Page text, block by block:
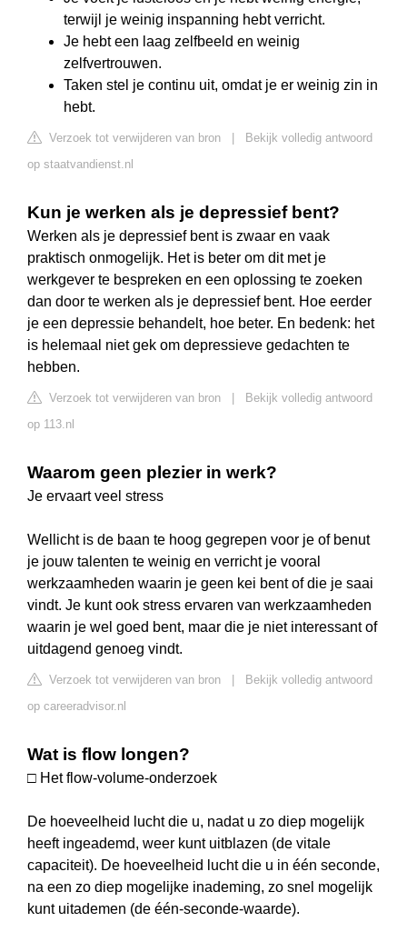
terwijl je weinig inspanning hebt verricht.
Je hebt een laag zelfbeeld en weinig
zelfvertrouwen.
Taken stel je continu uit, omdat je er weinig zin in
hebt.
Verzoek tot verwijderen van bron
Bekijk volledig antwoord
op staatvandienst.nl
Kun je werken als je depressief bent?
Werken als je depressief bent is zwaar en vaak
praktisch onmogelijk. Het is beter om dit met je
werkgever te bespreken en een oplossing te zoeken
dan door te werken als je depressief bent. Hoe eerder
je een depressie behandelt, hoe beter. En bedenk: het
is helemaal niet gek om depressieve gedachten te
hebben.
Verzoek tot verwijderen van bron
Bekijk volledig antwoord
op 113.nl
Waarom geen plezier in werk?
Je ervaart veel stress
Wellicht is de baan te hoog gegrepen voor je of benut
je jouw talenten te weinig en verricht je vooral
werkzaamheden waarin je geen kei bent of die je saai
vindt. Je kunt ook stress ervaren van werkzaamheden
waarin je wel goed bent, maar die je niet interessant of
uitdagend genoeg vindt.
Verzoek tot verwijderen van bron
Bekijk volledig antwoord
op careeradvisor.nl
Wat is flow longen?
□ Het flow-volume-onderzoek
De hoeveelheid lucht die u, nadat u zo diep mogelijk
heeft ingeademd, weer kunt uitblazen (de vitale
capaciteit). De hoeveelheid lucht die u in één seconde,
na een zo diep mogelijke inademing, zo snel mogelijk
kunt uitademen (de één-seconde-waarde).